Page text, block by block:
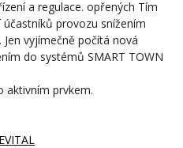
a regulace. opřených Tím
provozu snížením
vyjímečně počítá nová
do systémů SMART TOWN
aktivním prvkem.